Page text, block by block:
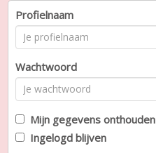
Profielnaam
Wachtwoord
Mijn gegevens onthouden
Ingelogd blijven